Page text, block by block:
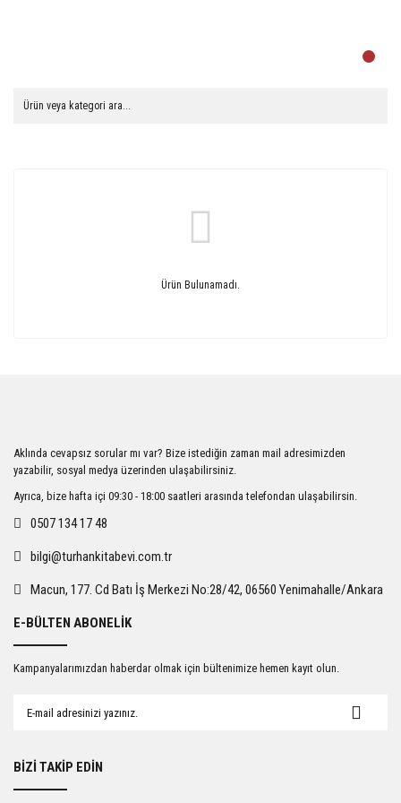
Ürün Bulunamadı.
Aklında cevapsız sorular mı var? Bize istediğin zaman mail adresimizden
yazabilir, sosyal medya üzerinden ulaşabilirsiniz.
Ayrıca, bize hafta içi 09:30 - 18:00 saatleri arasında telefondan ulaşabilirsin.
0507 134 17 48
bilgi@turhankitabevi.com.tr
Macun, 177. Cd Batı İş Merkezi No:28/42, 06560 Yenimahalle/Ankara
E-BÜLTEN ABONELİK
Kampanyalarımızdan haberdar olmak için bültenimize hemen kayıt olun.
BİZİ TAKİP EDİN